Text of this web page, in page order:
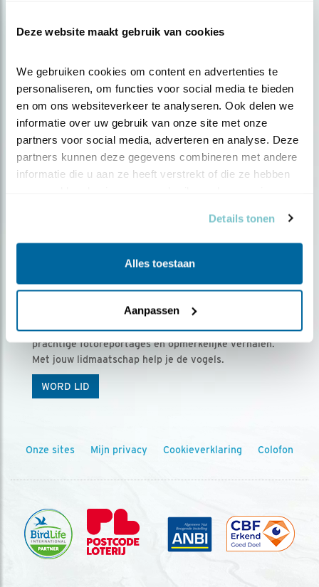
Deze website maakt gebruik van cookies
We gebruiken cookies om content en advertenties te
personaliseren, om functies voor social media te bieden
en om ons websiteverkeer te analyseren. Ook delen we
informatie over uw gebruik van onze site met onze
partners voor social media, adverteren en analyse. Deze
partners kunnen deze gegevens combineren met andere
informatie die u aan ze heeft verstrekt of die ze hebben
Details tonen
Alles toestaan
Aanpassen
Ontvang 5 x Vogels voor € 36,00 per jaar
Vogels is het tijdschrift voor onze leden, met
prachtige fotoreportages en opmerkelijke verhalen.
Met jouw lidmaatschap help je de vogels.
WORD LID
Onze sites Mijn privacy Cookieverklaring Colofon